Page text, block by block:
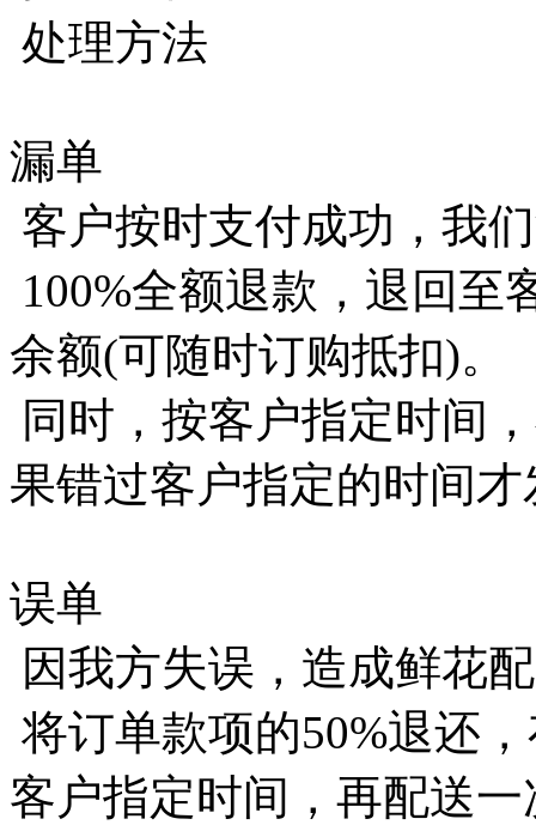
处理方法
漏单
客户按时支付成功，我
100%全额退款，退回至
余额(可随时订购抵扣)。
同时，按客户指定时间
果错过客户指定的时间
误单
因我方失误，造成鲜花
将订单款项的50%退还
客户指定时间，再配送